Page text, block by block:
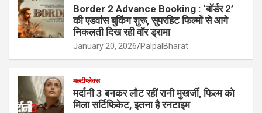
Border 2 Advance Booking : ‘बॉर्डर 2’
की एडवांस बुकिंग शुरू, सुपरहिट फिल्मों से आगे
निकलती दिख रही वॉर ड्रामा
January 20, 2026 PalpalBharat
मल्टीप्लेक्स
मर्दानी 3 बनकर लौट रहीं रानी मुखर्जी, फिल्म को
मिला सर्टिफिकेट, इतना है रनटाइम